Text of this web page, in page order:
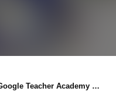
Teacher Academy Asia Tenggara